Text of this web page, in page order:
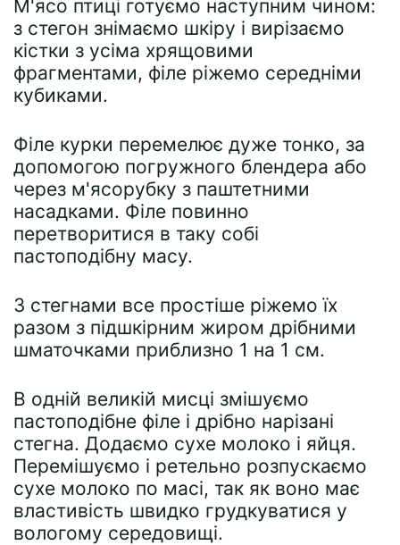
М'ясо птиці готуємо наступним чином:
з стегон знімаємо шкіру і вирізаємо
кістки з усіма хрящовими
фрагментами, філе ріжемо середніми
кубиками.
Філе курки перемелює дуже тонко, за
допомогою погружного блендера або
через м'ясорубку з паштетними
насадками. Філе повинно
перетворитися в таку собі
пастоподібну масу.
З стегнами все простіше ріжемо їх
разом з підшкірним жиром дрібними
шматочками приблизно 1 на 1 см.
В одній великій мисці змішуємо
пастоподібне філе і дрібно нарізані
стегна. Додаємо сухе молоко і яйця.
Перемішуємо і ретельно розпускаємо
сухе молоко по масі, так як воно має
властивість швидко грудкуватися у
вологому середовищі.